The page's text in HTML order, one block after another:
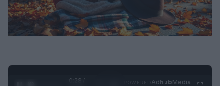
0:29 /
AdhubMedia